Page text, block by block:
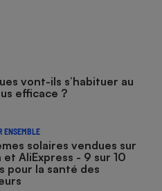
vont-ils s’habituer au
efficace ?
ENSEMBLE
solaires vendues sur
et AliExpress - 9 sur 10
pour la santé des